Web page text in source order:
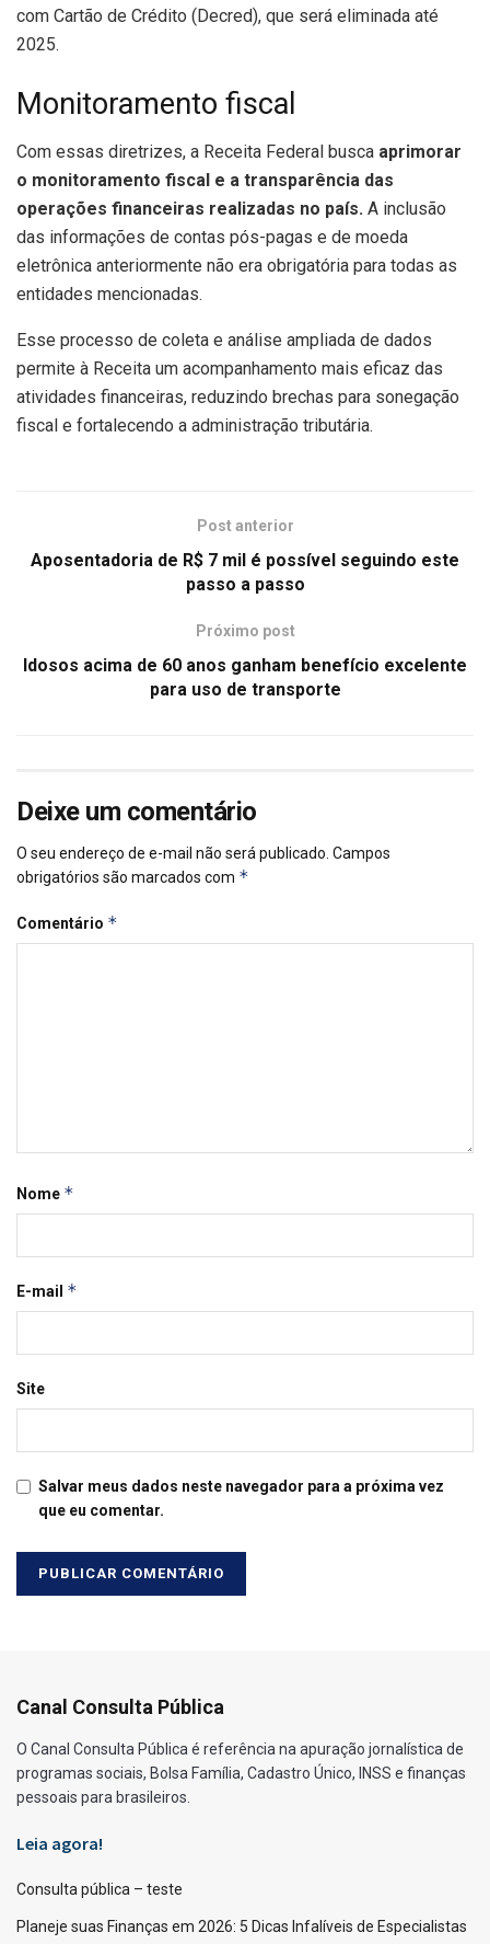
com Cartão de Crédito (Decred), que será eliminada até
2025.
Monitoramento fiscal
Com essas diretrizes, a Receita Federal busca aprimorar
o monitoramento fiscal e a transparência das
operações financeiras realizadas no país. A inclusão
das informações de contas pós-pagas e de moeda
eletrônica anteriormente não era obrigatória para todas as
entidades mencionadas.
Esse processo de coleta e análise ampliada de dados
permite à Receita um acompanhamento mais eficaz das
atividades financeiras, reduzindo brechas para sonegação
fiscal e fortalecendo a administração tributária.
Post anterior
Aposentadoria de R$ 7 mil é possível seguindo este
passo a passo
Próximo post
Idosos acima de 60 anos ganham benefício excelente
para uso de transporte
Deixe um comentário
O seu endereço de e-mail não será publicado. Campos
obrigatórios são marcados com *
Comentário *
Nome *
E-mail *
Site
Salvar meus dados neste navegador para a próxima vez
que eu comentar.
Canal Consulta Pública
O Canal Consulta Pública é referência na apuração jornalística de
programas sociais, Bolsa Família, Cadastro Único, INSS e finanças
pessoais para brasileiros.
Leia agora!
Consulta pública – teste
Planeje suas Finanças em 2026: 5 Dicas Infalíveis de Especialistas